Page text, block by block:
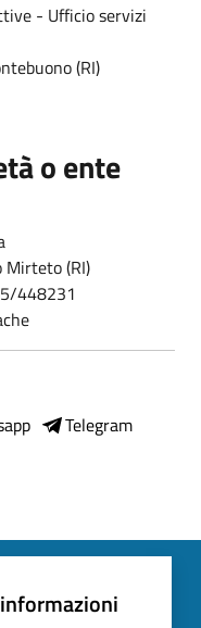
- Ufficio servizi
(RI)
o ente
Mirteto (RI)
448231
Telegram